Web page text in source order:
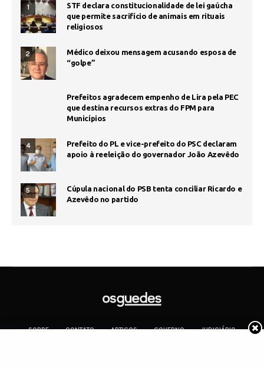
1
STF declara constitucionalidade de lei gaúcha
que permite sacrifício de animais em rituais
religiosos
2
Médico deixou mensagem acusando esposa de
“golpe”
Prefeitos agradecem empenho de Lira pela PEC
que destina recursos extras do FPM para
Municípios
4
Prefeito do PL e vice-prefeito do PSC declaram
apoio à reeleição do governador João Azevêdo
5
Cúpula nacional do PSB tenta conciliar Ricardo e
Azevêdo no partido
SOBRE CONTATO ARTIGOS GOVERNO
JUDICIÁRIO